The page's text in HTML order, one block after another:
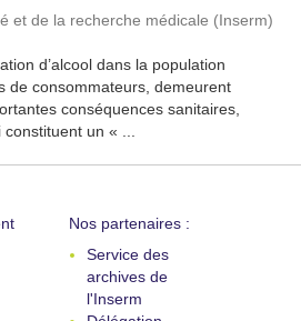
et de la recherche médicale (Inserm)
d’alcool dans la population
de consommateurs, demeurent
conséquences sanitaires,
un « ...
Nos partenaires :
Service des
archives de
l'Inserm